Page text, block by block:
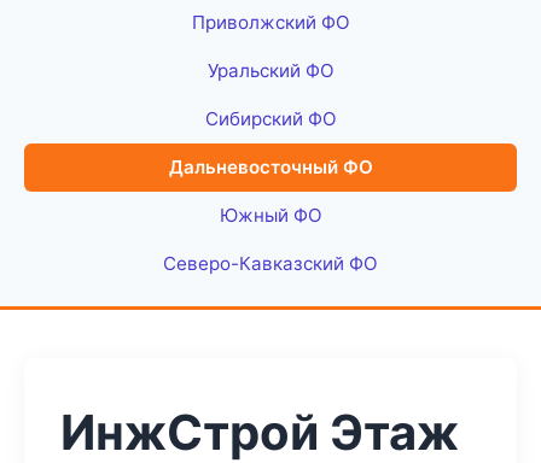
Приволжский ФО
Уральский ФО
Сибирский ФО
Дальневосточный ФО
Южный ФО
Северо-Кавказский ФО
ИнжСтрой Этаж